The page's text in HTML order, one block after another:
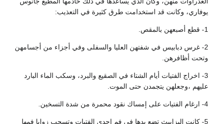
يوفاري، وكانت قد استخدامت طرق كثيرة في التعذيب:
1- قطع أصبعهن بالمقص.
2- غرس دبابيس في شفتهن العليا والسفلى وفي أجزاء من أجسامهن
وتحت أظافرهن.
3- اخراج الفتيات أيام الشتاء في الصقيع والبرد، وسكب الماء البارد
عليهم ،وجعلهن يتجمدن حتى الموت.
4- ارغام الفتيات على إمساك نقود محمرة من شدة التسخين.
5- كانت اليزابيث تضع يدها في فم احدى الفتيات وتسحب زوايا فمها